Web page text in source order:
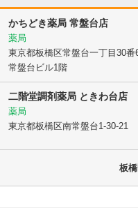
かちどき薬局 常盤台店
薬局
東京都板橋区常盤台一丁目30番
常盤台ビル1階
二階堂調剤薬局 ときわ台店
薬局
東京都板橋区南常盤台1-30-21
板